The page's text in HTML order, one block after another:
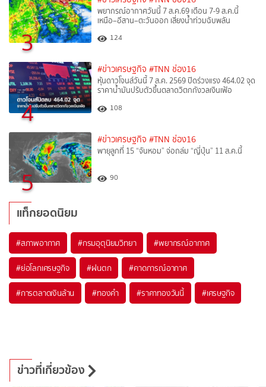
3
พยากรณ์อากาศวันนี้ 7 ส.ค.69 เตือน 7-9 ส.ค.นี้
เหนือ–อีสาน–ตะวันออก เสี่ยงน้ำท่วมฉับพลัน
124
4
#ข่าวเศรษฐกิจ #TNN ช่อง16
หุ้นดาวโจนส์วันนี้ 7 ส.ค. 2569 ปิดร่วงแรง 464.02 จุด
ราคาน้ำมันปรับตัวขึ้นตลาดวิตกกังวลเงินเฟ้อ
108
5
#ข่าวเศรษฐกิจ #TNN ช่อง16
พายุลูกที่ 15 “จันหอม” จ่อถล่ม “ญี่ปุ่น” 11 ส.ค.นี้
90
แท็กยอดนิยม
#สภาพอากาศ #กรมอุตุนิยมวิทยา #พยากรณ์อากาศ
#ย่อโลกเศรษฐกิจ #ฝนตก #คาดการณ์อากาศ
#การตลาดเงินล้าน #ทองคำ #ราคาทองวันนี้ #เศรษฐกิจ
ข่าวที่เกี่ยวข้อง